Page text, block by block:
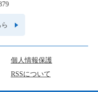
個人情報保護
RSSについて